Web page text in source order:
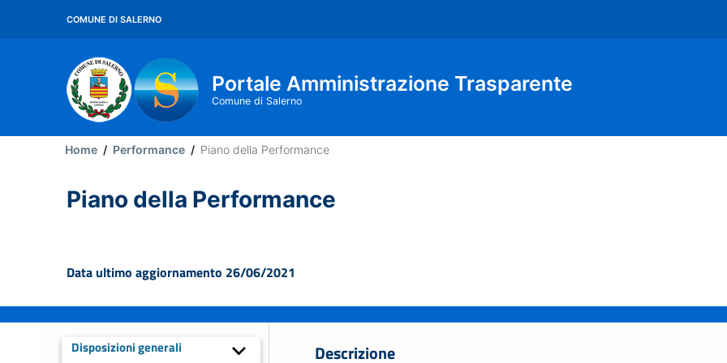
COMUNE DI SALERNO
Portale Amministrazione Trasparente
Comune di Salerno
Main
Menu
Home / Performance / Piano della Performance
Piano della Performance
Data ultimo aggiornamento 26/06/2021
Disposizioni generali Descrizione